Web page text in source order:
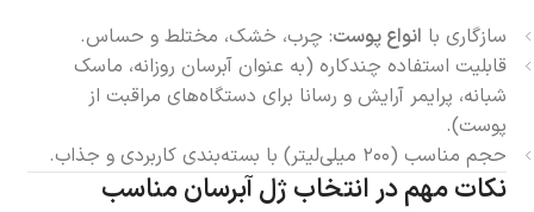
سازگاری با انواع پوست: چرب، خشک، مختلط و حساس.
قابلیت استفاده چندکاره (به عنوان آبرسان روزانه، ماسک
شبانه، پرایمر آرایش و رسانا برای دستگاه‌های مراقبت از
پوست).
حجم مناسب (۲۰۰ میلی‌لیتر) با بسته‌بندی کاربردی و جذاب.
نکات مهم در انتخاب ژل آبرسان مناسب